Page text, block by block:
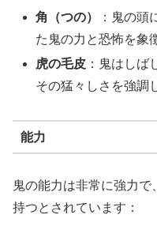
角（つの）
：鬼の頭
た鬼の力と恐怖を象
虎の毛皮 ：鬼はしば
その猛々しさを強調
能力
鬼の能力は非常に強力
持つとされています：